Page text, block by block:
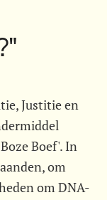
Justitie en
Boef'. In
om
om DNA-